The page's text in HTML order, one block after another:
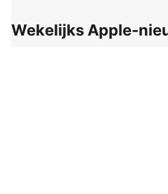
Wekelijks Apple-